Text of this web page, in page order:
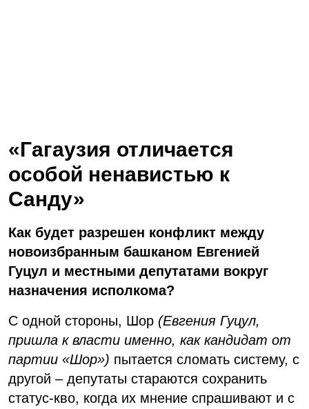
«Гагаузия отличается
особой ненавистью к
Санду»
Как будет разрешен конфликт между
новоизбранным башканом Евгенией
Гуцул и местными депутатами вокруг
назначения исполкома?
С одной стороны, Шор (Евгения Гуцул,
пришла к власти именно, как кандидат от
партии «Шор») пытается сломать систему, с
другой – депутаты стараются сохранить
статус-кво, когда их мнение спрашивают и с